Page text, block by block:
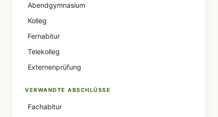
Abendgymnasium
Kolleg
Fernabitur
Telekolleg
Externenprüfung
VERWANDTE ABSCHLÜSSE
Fachabitur